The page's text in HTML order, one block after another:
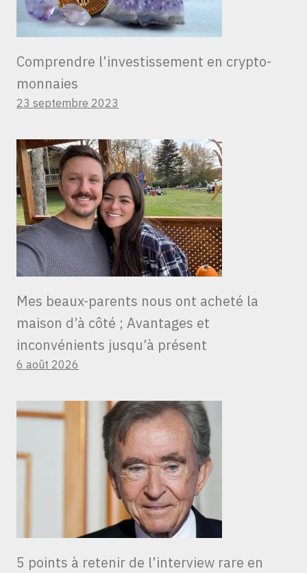
Comprendre l’investissement en crypto-
monnaies
23 septembre 2023
Mes beaux-parents nous ont acheté la
maison d’à côté ; Avantages et
inconvénients jusqu’à présent
6 août 2026
5 points à retenir de l’interview rare en